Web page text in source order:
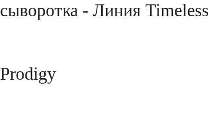
сыворотка - Линия Timeless
Prodigy